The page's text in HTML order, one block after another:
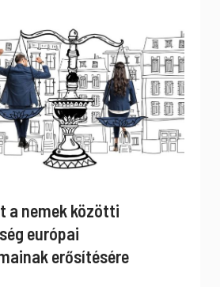
a nemek közötti
európai
erősítésére